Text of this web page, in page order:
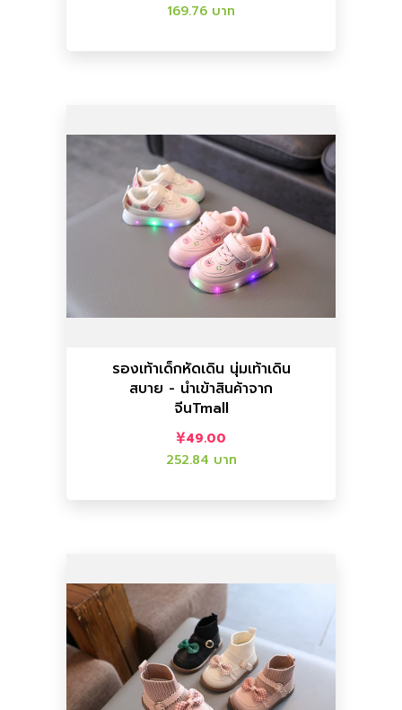
169.76 บาท
รองเท้าเด็กหัดเดิน นุ่มเท้าเดิน
สบาย - นำเข้าสินค้าจาก
จีนTmall
49.00
252.84 บาท
รองเท้าเด็กหัดเดิน นุ่มเท้าเดินสบาย -
นำเข้าสินค้าจากจีนTmall
ราคาไทย :252.84 บาท
เพิ่มลงตะกร้า
เพิ่มลงตะกร้า
เพิ่มลงตะกร้า
เพิ่มลงตะกร้า